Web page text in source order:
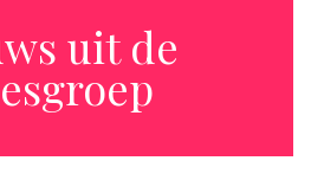
uit de